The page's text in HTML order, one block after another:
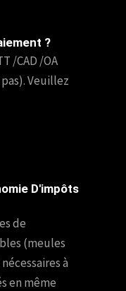
?
/CAD /OA
Veuillez
D'impôts
de
(meules
à
en même